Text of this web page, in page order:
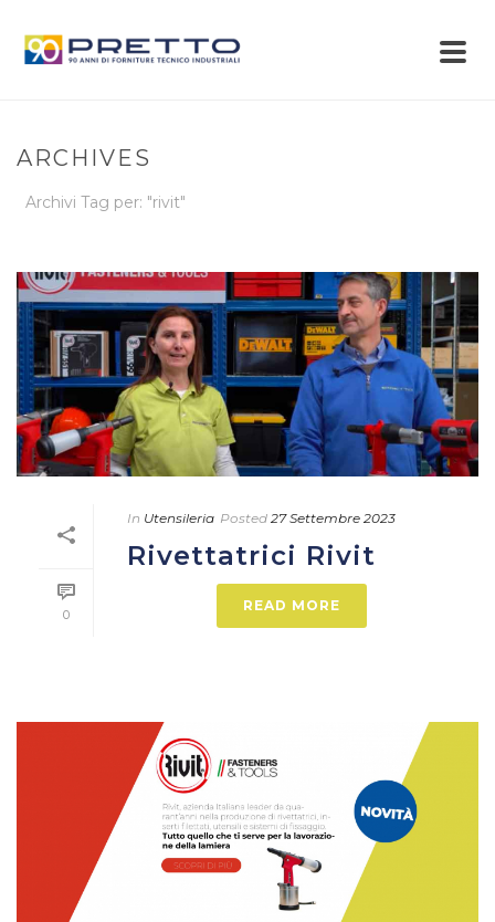
ARCHIVES
Archivi Tag per: "rivit"
0
In Utensileria Posted 27 Settembre 2023
Rivettatrici Rivit
READ MORE